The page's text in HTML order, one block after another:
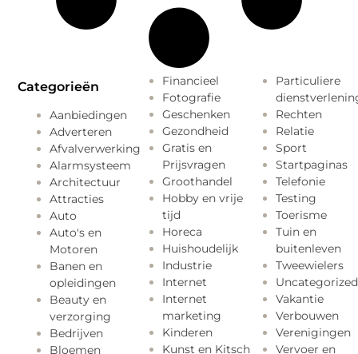
Categorieën
Aanbiedingen
Adverteren
Afvalverwerking
Alarmsysteem
Architectuur
Attracties
Auto
Auto's en
Motoren
Banen en
opleidingen
Beauty en
verzorging
Bedrijven
Bloemen
Financieel
Fotografie
Geschenken
Gezondheid
Gratis en
Prijsvragen
Groothandel
Hobby en vrije
tijd
Horeca
Huishoudelijk
Industrie
Internet
Internet
marketing
Kinderen
Kunst en Kitsch
Particuliere
Rechten
Relatie
Sport
Startpaginas
Telefonie
Testing
Toerisme
Tuin en
buitenleven
Tweewielers
Uncategorized
Vakantie
Verbouwen
Verenigingen
Vervoer en